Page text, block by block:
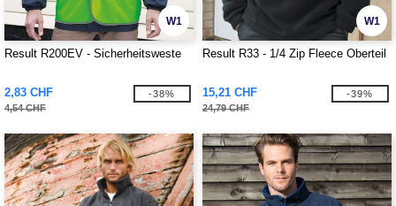
W1
Result R200EV - Sicherheitsweste
2,83 CHF
4,54 CHF
-38%
W1
Result R33 - 1/4 Zip Fleece Oberteil
15,21 CHF
24,79 CHF
-39%